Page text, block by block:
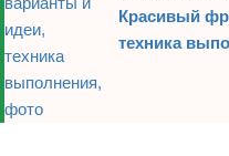
Красивый
техника